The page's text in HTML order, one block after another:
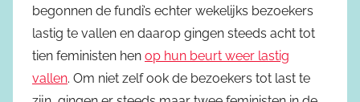
begonnen de fundi’s echter wekelijks bezoekers
lastig te vallen en daarop gingen steeds acht tot
tien feministen hen op hun beurt weer lastig
vallen. Om niet zelf ook de bezoekers tot last te